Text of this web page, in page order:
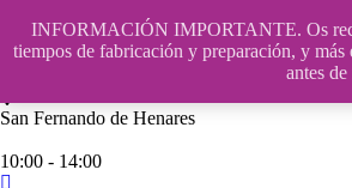
INFORMACIÓN IMPORTANTE. Os
tiempos de fabricación y preparación, y
antes
contenido
609241475 SOLO DE 10:00 a 14:00
San Fernando de Henares
10:00 - 14:00